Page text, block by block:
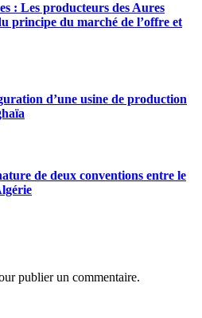
: Les producteurs des Aures
principe du marché de l’offre et
d’une usine de production
de deux conventions entre le
publier un commentaire.